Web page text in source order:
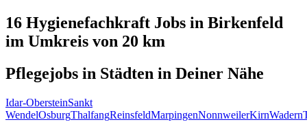
16 Hygienefachkraft Jobs in Birkenfeld
im Umkreis von 20 km
Pflegejobs in Städten in Deiner Nähe
Idar-ObersteinSankt
WendelOsburgThalfangReinsfeldMarpingenNonnweilerKirnWadern